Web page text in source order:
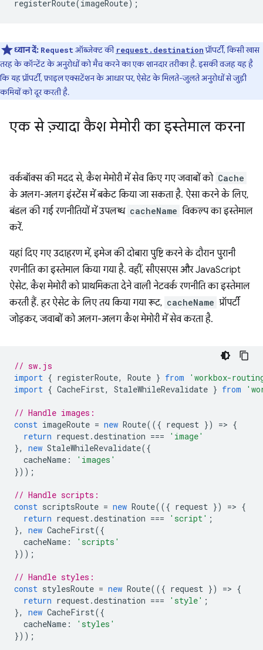
registerRoute( imageRoute);
ध्यान दें: Request ऑब्जेक्ट की request.destinationप्रॉपर्टी, किसी खास
तरह के कॉन्टेंट के अनुरोधों को मैच करने का एक शानदार तरीका है. इसकी वजह यह है
कि यह प्रॉपर्टी, फ़ाइल एक्सटेंशन के आधार पर, ऐसेट के मिलते-जुलते अनुरोधों से जुड़ी
कमियों को दूर करती है.
एक से ज़्यादा कैश मेमोरी का इस्तेमाल करना
वर्कबॉक्स की मदद से, कैश मेमोरी में सेव किए गए जवाबों को Cache
के अलग-अलग इंस्टेंस में बकेट किया जा सकता है. ऐसा करने के लिए,
बंडल की गई रणनीतियों में उपलब्ध cacheName विकल्प का इस्तेमाल
करें.
यहां दिए गए उदाहरण में, इमेज की दोबारा पुष्टि करने के दौरान पुरानी
रणनीति का इस्तेमाल किया गया है. वहीं, सीएसएस और JavaScript
ऐसेट, कैश मेमोरी को प्राथमिकता देने वाली नेटवर्क रणनीति का इस्तेमाल
करती हैं. हर ऐसेट के लिए तय किया गया रूट, cacheName प्रॉपर्टी
जोड़कर, जवाबों को अलग-अलग कैश मेमोरी में सेव करता है.
// sw.js
import { registerRoute, Route } from
'workbox-
import { CacheFirst, StaleWhileRevalidate } from
// Handle images:
const imageRoute = new Route(({ request }) => {
return request.destination ===
'image'
},
new StaleWhileRevalidate({
cacheName :
'images'
}));
// Handle scripts:
const scriptsRoute = new Route(({ request }) => {
return request.destination === 'script' ;
},
new CacheFirst({
cacheName :
'scripts'
}));
// Handle styles:
const stylesRoute = new Route(({ request }) => {
return request.destination === 'style' ;
},
new CacheFirst({
cacheName :
'styles'
}));